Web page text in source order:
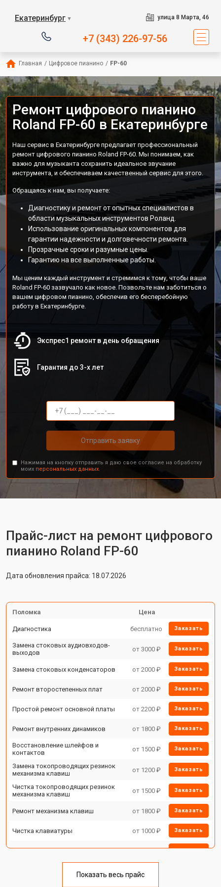
Екатеринбург ▼ улица 8 Марта, 46
+7 (343) 226-97-56
Главная / Цифровое пианино / FP-60
Ремонт цифрового пианино
Roland FP-60 в Екатеринбурге
Наш сервис в Екатеринбурге предлагает профессиональный
ремонт цифрового пианино Roland FP-60. Мы понимаем, как
важно для музыканта сохранить идеальное звучание
инструмента, и обеспечиваем качественный сервис для этого.
Обращаясь к нам, вы получаете:
Диагностику и ремонт от опытных специалистов в
области музыкальных инструментов Роланд.
Использование оригинальных компонентов для
гарантии надежности и долговечности ремонта.
Прозрачные сроки и разумные цены.
Гарантию на все выполненные работы.
Мы ценим каждый инструмент и стремимся к тому, чтобы ваше
Roland FP-60 зазвучало как новое. Позвольте нам заботиться о
вашем цифровом пианино, обеспечив его бесперебойную
работу в Екатеринбурге.
Экспрес1 ремонт в день обращения
Гарантия до 3-х лет
Отправить заявку
Нажимая на кнопку отправить я даю свое согласие на обработку
моих персональных данных.
Прайс-лист на ремонт цифрового
пианино Roland FP-60
Дата обновления прайса: 18.07.2026
Поломка Цена
Диагностика бесплатно Заказать
Замена стоковых аудиовходов-
выходов
от 3000 ₽ Заказать
Замена стоковых конденсаторов от 2000 ₽ Заказать
Ремонт второстепенных плат от 2000 ₽ Заказать
Простой ремонт основной платы от 2200 ₽ Заказать
Ремонт внутренних динамиков от 1800 ₽ Заказать
Восстановление шлейфов и
контактов
от 1500 ₽ Заказать
Замена токопроводящих резинок
механизма клавиш
от 1200 ₽ Заказать
Чистка токопроводящих резинок
механизма клавиш
от 1500 ₽ Заказать
Ремонт механизма клавиш от 1800 ₽ Заказать
Чистка клавиатуры от 1000 ₽ Заказать
Ремонт клавиш от 1800 ₽ Заказать
Замена клавиш и уплотнителей от 1200 ₽
Показать весь прайс